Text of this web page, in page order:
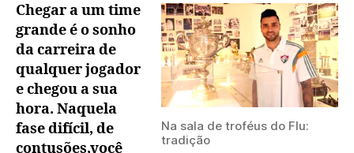
Na sala de troféus do Flu:
tradição
Chegar a um time
grande é o sonho
da carreira de
qualquer jogador
e chegou a sua
hora. Naquela
fase difícil, de
contusões,você